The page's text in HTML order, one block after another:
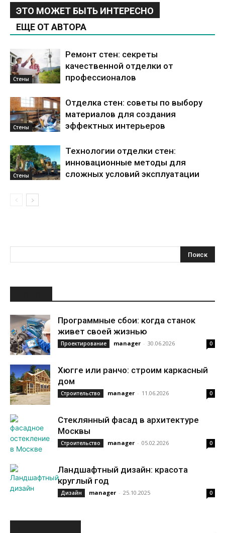
ЭТО МОЖЕТ БЫТЬ ИНТЕРЕСНО
ЕЩЕ ОТ АВТОРА
Стены
Ремонт стен: секреты
качественной отделки от
профессионалов
Стены
Отделка стен: советы по выбору
материалов для создания
эффектных интерьеров
Стены
Технологии отделки стен:
инновационные методы для
сложных условий эксплуатации
Программные сбои: когда станок
живет своей жизнью
Проектирование manager - 30.06.2026 0
Хюгге или ранчо: строим каркасный
дом
Строительство manager - 11.06.2026 0
Стеклянный фасад в архитектуре
Москвы
Строительство manager - 05.02.2026 0
Ландшафтный дизайн: красота
круглый год
Дизайн manager - 25.10.2025 0